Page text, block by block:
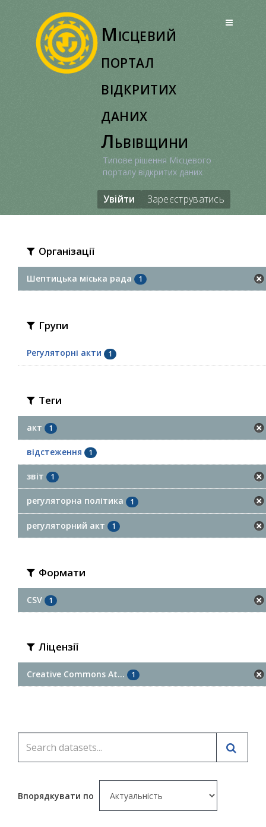
Місцевий
портал
відкритих
даних
Львівщини
Типове рішення Місцевого
порталу відкритих даних
Увійти Зареєструватись
Організації
Шептицька міська рада 1
Групи
Регуляторні акти 1
Теги
акт 1
відстеження 1
звіт 1
регуляторна політика 1
регуляторний акт 1
Формати
CSV 1
Ліцензії
Creative Commons At... 1
Впорядкувати по